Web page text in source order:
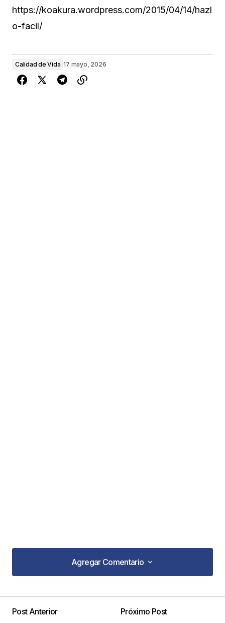
https://koakura.wordpress.com/2015/04/14/hazl
o-facil/
Calidad de Vida 17 mayo, 2026
Agregar Comentario
Agregar Comentario
Post Anterior
Próximo Post